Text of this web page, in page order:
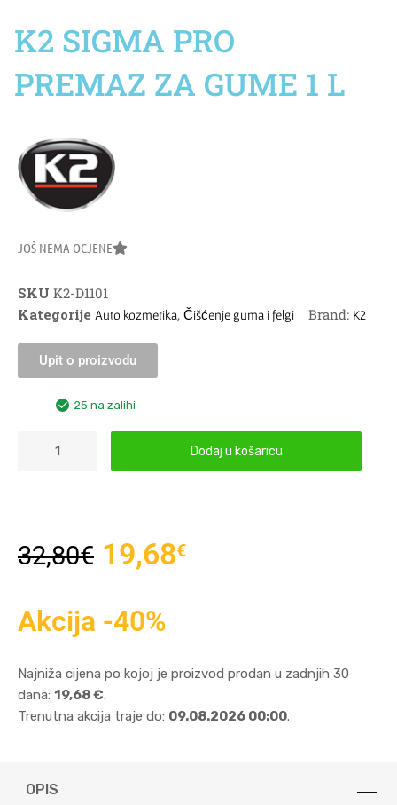
K2 SIGMA PRO
PREMAZ ZA GUME 1 L
JOŠ NEMA OCJENE
SKU K2-D1101
Kategorije Auto kozmetika, Čišćenje guma i felgi Brand: K2
Upit o proizvodu
25 na zalihi
Dodaj u košaricu
32,80€ 19,68€
Akcija -40%
Najniža cijena po kojoj je proizvod prodan u zadnjih 30
dana: 19,68 €.
Trenutna akcija traje do: 09.08.2026 00:00.
OPIS